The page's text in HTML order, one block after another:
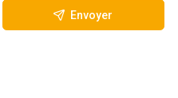
Envoyer